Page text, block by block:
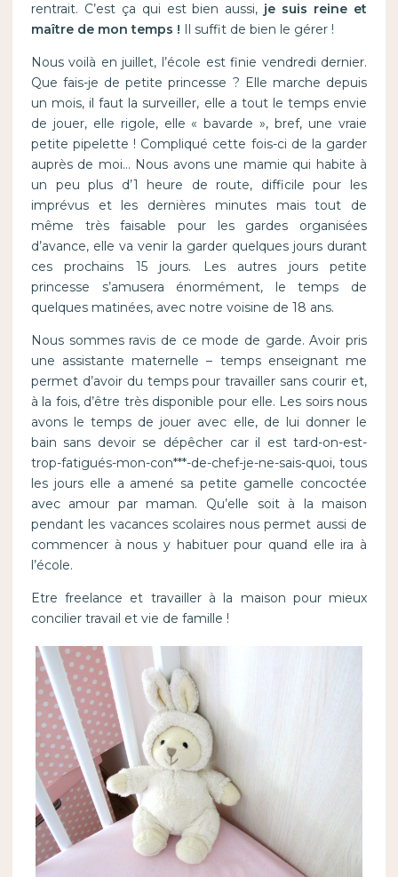
rentrait. C’est ça qui est bien aussi, je suis reine et
maître de mon temps ! Il suffit de bien le gérer !
Nous voilà en juillet, l’école est finie vendredi dernier.
Que fais-je de petite princesse ? Elle marche depuis
un mois, il faut la surveiller, elle a tout le temps envie
de jouer, elle rigole, elle « bavarde », bref, une vraie
petite pipelette ! Compliqué cette fois-ci de la garder
auprès de moi… Nous avons une mamie qui habite à
un peu plus d’1 heure de route, difficile pour les
imprévus et les dernières minutes mais tout de
même très faisable pour les gardes organisées
d’avance, elle va venir la garder quelques jours durant
ces prochains 15 jours. Les autres jours petite
princesse s’amusera énormément, le temps de
quelques matinées, avec notre voisine de 18 ans.
Nous sommes ravis de ce mode de garde. Avoir pris
une assistante maternelle – temps enseignant me
permet d’avoir du temps pour travailler sans courir et,
à la fois, d’être très disponible pour elle. Les soirs nous
avons le temps de jouer avec elle, de lui donner le
bain sans devoir se dépêcher car il est tard-on-est-
trop-fatigués-mon-con***-de-chef-je-ne-sais-quoi, tous
les jours elle a amené sa petite gamelle concoctée
avec amour par maman. Qu’elle soit à la maison
pendant les vacances scolaires nous permet aussi de
commencer à nous y habituer pour quand elle ira à
l’école.
Etre freelance et travailler à la maison pour mieux
concilier travail et vie de famille !